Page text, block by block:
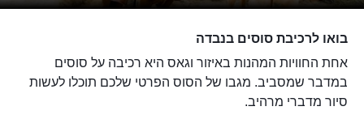
בואו לרכיבת סוסים בנבדה
אחת החוויות המהנות באיזור וגאס היא רכיבה על סוסים
במדבר שמסביב. מגבו של הסוס הפרטי שלכם תוכלו לעשות
סיור מדברי מרהיב.